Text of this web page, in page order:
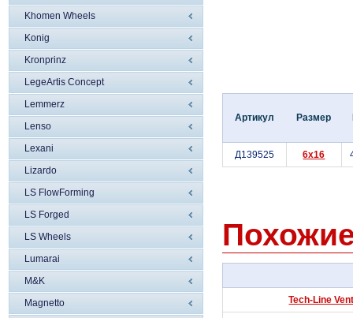
Khomen Wheels
Konig
Kronprinz
LegeArtis Concept
Lemmerz
Lenso
Lexani
Lizardo
LS FlowForming
LS Forged
LS Wheels
Lumarai
M&K
Magnetto
Артикул Размер
Д139525 6x16
Tech-Line